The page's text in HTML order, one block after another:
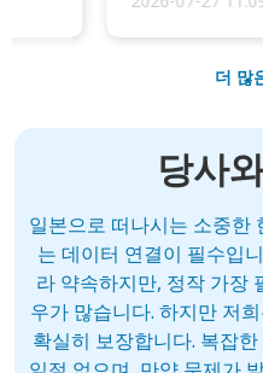
더 많
당사
일본으로 떠나시는 소중한
는 데이터 연결이 필수입
라 약속하지만, 정작 가장
우가 많습니다. 하지만 저
확실히 보장합니다. 복잡